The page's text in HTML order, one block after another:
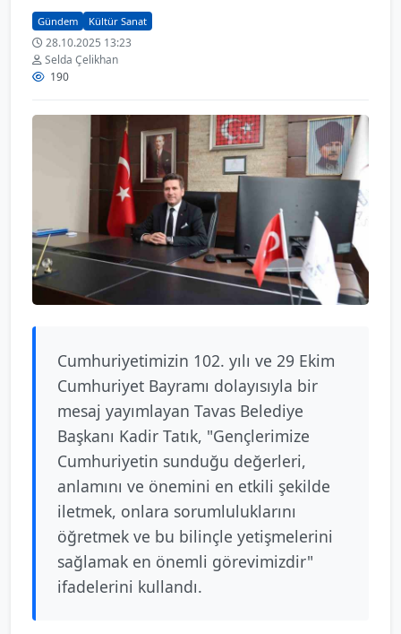
Gündem Kültür Sanat
28.10.2025 13:23
Selda Çelikhan
190
Cumhuriyetimizin 102. yılı ve 29 Ekim
Cumhuriyet Bayramı dolayısıyla bir
mesaj yayımlayan Tavas Belediye
Başkanı Kadir Tatık, "Gençlerimize
Cumhuriyetin sunduğu değerleri,
anlamını ve önemini en etkili şekilde
iletmek, onlara sorumluluklarını
öğretmek ve bu bilinçle yetişmelerini
sağlamak en önemli görevimizdir"
ifadelerini kullandı.